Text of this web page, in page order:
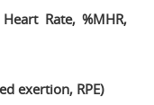
Rate, %MHR,
exertion, RPE)